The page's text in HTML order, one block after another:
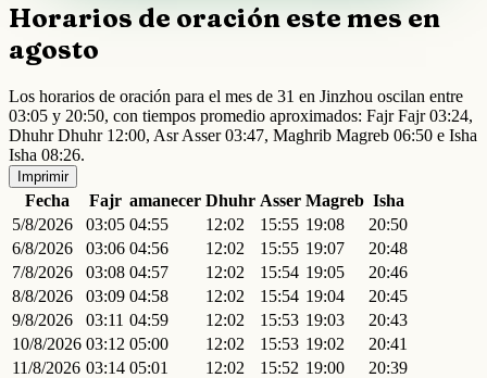
Horarios de oración este mes en
agosto
Los horarios de oración para el mes de 31 en Jinzhou oscilan entre
03:05 y 20:50, con tiempos promedio aproximados: Fajr Fajr 03:24,
Dhuhr Dhuhr 12:00, Asr Asser 03:47, Maghrib Magreb 06:50 e Isha
Isha 08:26.
Imprimir
Fecha Fajr amanecer Dhuhr Asser Magreb Isha
5/8/2026
03:05 04:55 12:02 15:55 19:08
20:50
6/8/2026
03:06 04:56 12:02 15:55 19:07
20:48
7/8/2026
03:08 04:57 12:02 15:54 19:05
20:46
8/8/2026
03:09 04:58 12:02 15:54 19:04
20:45
9/8/2026
03:11 04:59 12:02 15:53 19:03
20:43
10/8/2026 03:12 05:00 12:02 15:53 19:02
20:41
11/8/2026 03:14 05:01 12:02 15:52 19:00
20:39